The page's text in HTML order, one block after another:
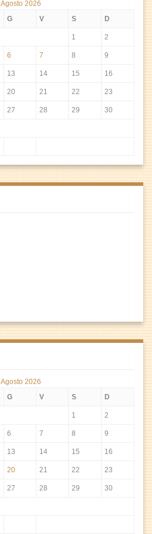
Agosto 2026
G V S D
1 2
6 7 8 9
13 14 15 16
20 21 22 23
27 28 29 30
Agosto 2026
G V S D
1 2
6 7 8 9
13 14 15 16
20 21 22 23
27 28 29 30